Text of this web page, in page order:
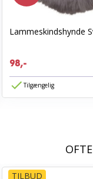
Lammeskindshynde
98,-
Tilgængelig
TILBUD